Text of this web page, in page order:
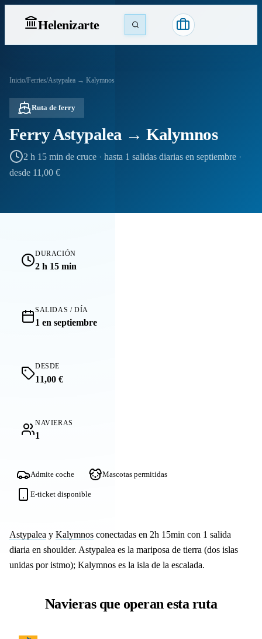
Helenizarte
Inicio/Ferries/Astypalea → Kalymnos
Ruta de ferry
Ferry Astypalea → Kalymnos
2 h 15 min de cruce · hasta 1 salidas diarias en septiembre ·
desde 11,00 €
DURACIÓN
2 h 15 min
SALIDAS / DÍA
1 en septiembre
DESDE
11,00 €
NAVIERAS
1
Admite coche Mascotas permitidas
E-ticket disponible
Astypalea y Kalymnos conectadas en 2h 15min con 1 salida
diaria en shoulder. Astypalea es la mariposa de tierra (dos islas
unidas por istmo); Kalymnos es la isla de la escalada.
Navieras que operan esta ruta